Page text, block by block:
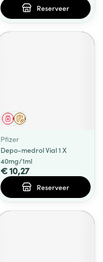
Reserveer
Op voorschrift
Geneesmiddel
Pfizer
Depo-medrol Vial 1 X
40mg/1ml
€ 10,27
Reserveer